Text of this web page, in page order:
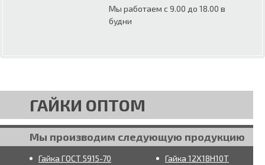
Мы работаем с 9.00 до 18.00 в
будни
ГАЙКИ ОПТОМ
Мы производим следующую продукцию
Гайка ГОСТ 5915-70
Гайка 12Х18Н10Т